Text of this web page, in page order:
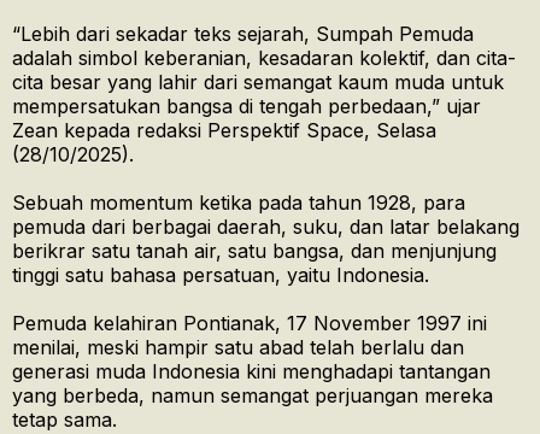
“Lebih dari sekadar teks sejarah, Sumpah Pemuda
adalah simbol keberanian, kesadaran kolektif, dan cita-
cita besar yang lahir dari semangat kaum muda untuk
mempersatukan bangsa di tengah perbedaan,” ujar
Zean kepada redaksi Perspektif Space, Selasa
(28/10/2025).
Sebuah momentum ketika pada tahun 1928, para
pemuda dari berbagai daerah, suku, dan latar belakang
berikrar satu tanah air, satu bangsa, dan menjunjung
tinggi satu bahasa persatuan, yaitu Indonesia.
Pemuda kelahiran Pontianak, 17 November 1997 ini
menilai, meski hampir satu abad telah berlalu dan
generasi muda Indonesia kini menghadapi tantangan
yang berbeda, namun semangat perjuangan mereka
tetap sama.